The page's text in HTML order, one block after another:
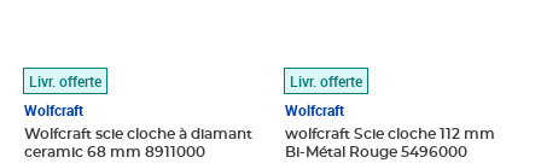
Livr. offerte
Wolfcraft
Wolfcraft scie cloche à diamant
ceramic 68 mm 8911000
Livr. offerte
Wolfcraft
wolfcraft Scie cloche 112 mm
Bi-Métal Rouge 5496000